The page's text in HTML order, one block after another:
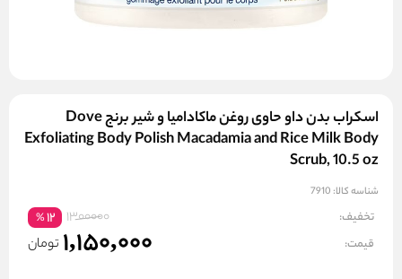
اسکراب بدن داو حاوی روغن ماکادامیا و شیر برنج Dove
Exfoliating Body Polish Macadamia and Rice Milk Body
Scrub, 10.5 oz
شناسه کالا: 7910
تخفیف: 1300000
12
%
قیمت: 1,150,000 تومان